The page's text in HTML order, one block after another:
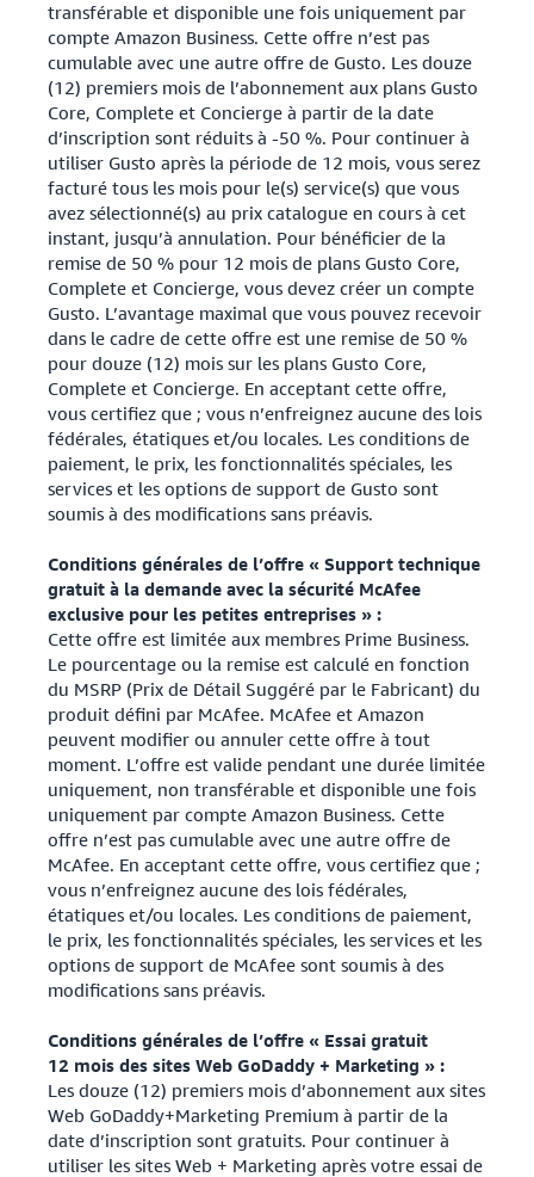
transférable et disponible une fois uniquement par
compte Amazon Business. Cette offre n’est pas
cumulable avec une autre offre de Gusto. Les douze
(12) premiers mois de l’abonnement aux plans Gusto
Core, Complete et Concierge à partir de la date
d’inscription sont réduits à -50 %. Pour continuer à
utiliser Gusto après la période de 12 mois, vous serez
facturé tous les mois pour le(s) service(s) que vous
avez sélectionné(s) au prix catalogue en cours à cet
instant, jusqu’à annulation. Pour bénéficier de la
remise de 50 % pour 12 mois de plans Gusto Core,
Complete et Concierge, vous devez créer un compte
Gusto. L’avantage maximal que vous pouvez recevoir
dans le cadre de cette offre est une remise de 50 %
pour douze (12) mois sur les plans Gusto Core,
Complete et Concierge. En acceptant cette offre,
vous certifiez que ; vous n’enfreignez aucune des lois
fédérales, étatiques et/ou locales. Les conditions de
paiement, le prix, les fonctionnalités spéciales, les
services et les options de support de Gusto sont
soumis à des modifications sans préavis.
Conditions générales de l’offre « Support technique
gratuit à la demande avec la sécurité McAfee
exclusive pour les petites entreprises » :
Cette offre est limitée aux membres Prime Business.
Le pourcentage ou la remise est calculé en fonction
du MSRP (Prix de Détail Suggéré par le Fabricant) du
produit défini par McAfee. McAfee et Amazon
peuvent modifier ou annuler cette offre à tout
moment. L’offre est valide pendant une durée limitée
uniquement, non transférable et disponible une fois
uniquement par compte Amazon Business. Cette
offre n’est pas cumulable avec une autre offre de
McAfee. En acceptant cette offre, vous certifiez que ;
vous n’enfreignez aucune des lois fédérales,
étatiques et/ou locales. Les conditions de paiement,
le prix, les fonctionnalités spéciales, les services et les
options de support de McAfee sont soumis à des
modifications sans préavis.
Conditions générales de l’offre « Essai gratuit
12 mois des sites Web GoDaddy + Marketing » :
Les douze (12) premiers mois d’abonnement aux sites
Web GoDaddy+Marketing Premium à partir de la
date d’inscription sont gratuits. Pour continuer à
utiliser les sites Web + Marketing après votre essai de